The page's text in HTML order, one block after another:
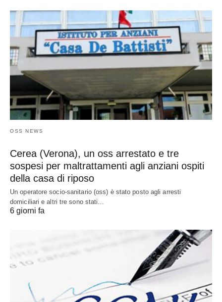
OSS NEWS
Cerea (Verona), un oss arrestato e tre
sospesi per maltrattamenti agli anziani ospiti
della casa di riposo
Un operatore socio-sanitario (oss) è stato posto agli arresti
domiciliari e altri tre sono stati…
6 giorni fa